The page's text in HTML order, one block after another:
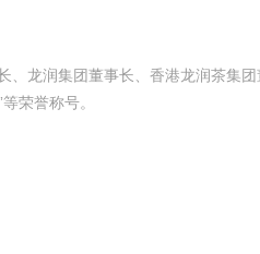
、龙润集团董事长、香港龙润茶集
荣誉称号。